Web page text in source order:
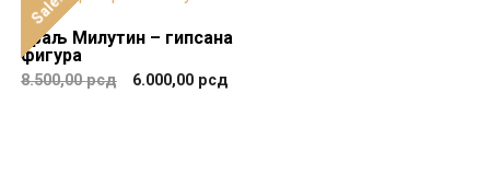
Sale!
Краљ Милутин – гипсана
фигура
8.500,00рсд 6.000,00 рсд